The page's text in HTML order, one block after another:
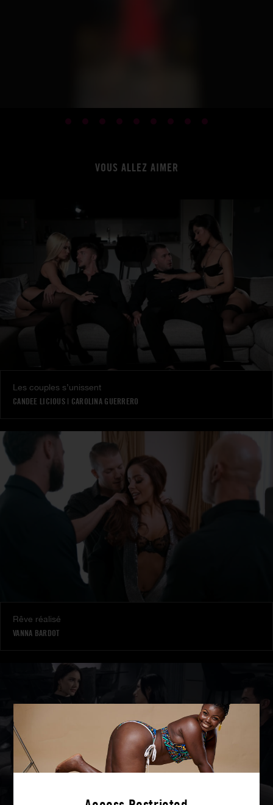
VOUS ALLEZ AIMER
Les couples s’unissent
CANDEE LICIOUS| CAROLINA GUERRERO
Rêve réalisé
VANNA BARDOT